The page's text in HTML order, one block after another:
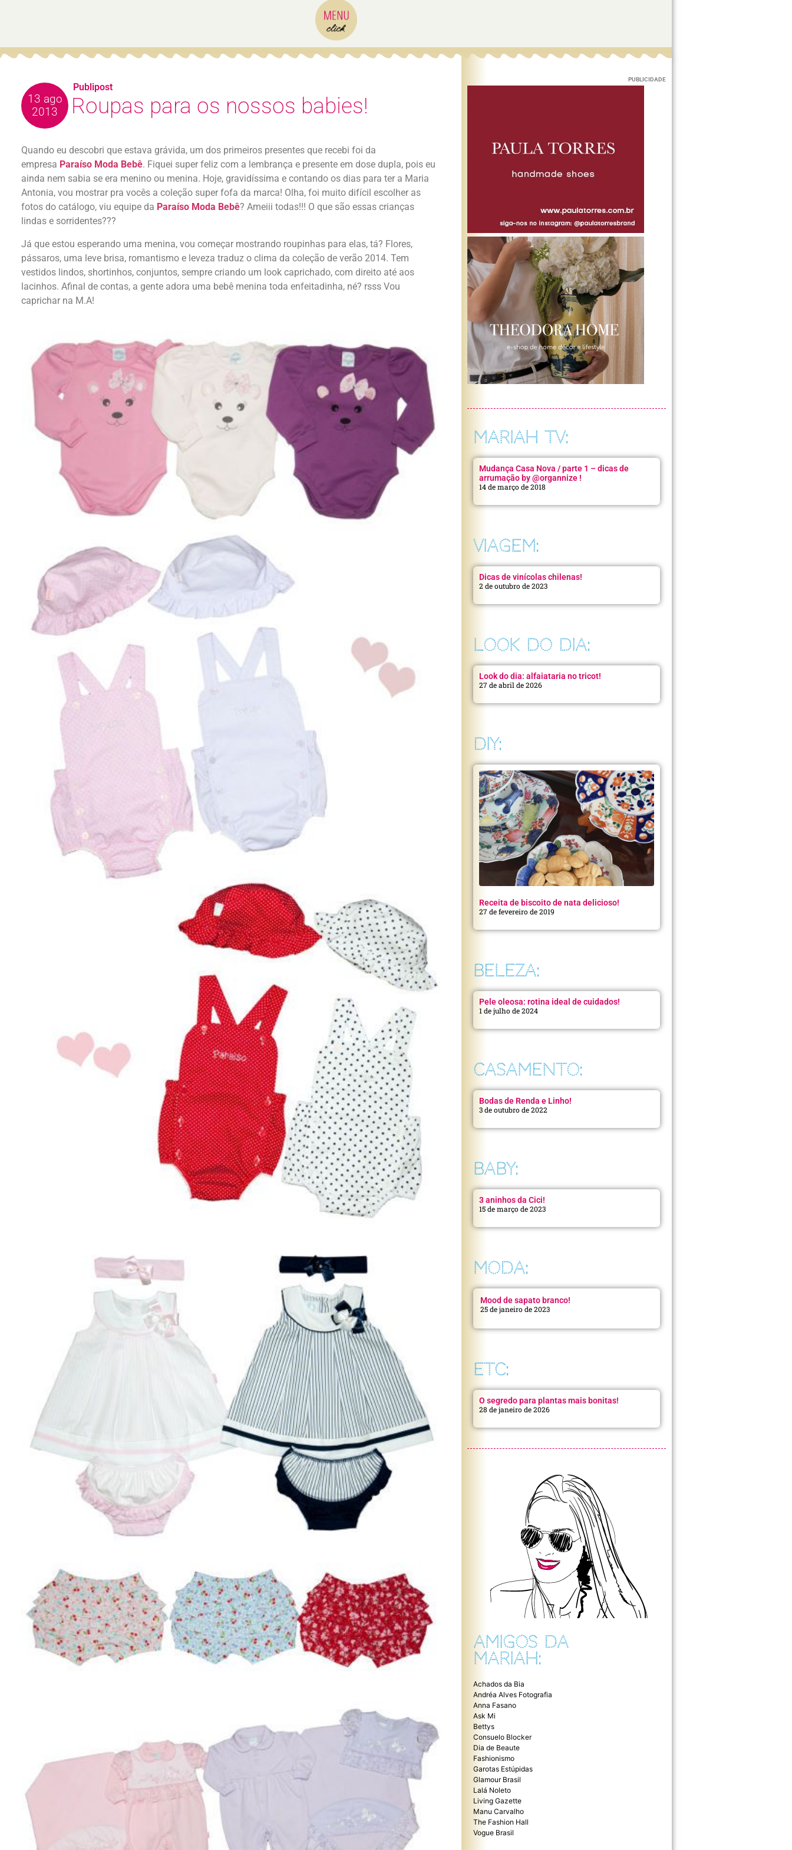
13 ago
2013
Roupas para os nossos babies!
Quando eu descobri que estava grávida, um dos primeiros presentes que recebi foi da
empresa Paraíso Moda Bebê. Fiquei super feliz com a lembrança e presente em dose dupla, pois eu
ainda nem sabia se era menino ou menina. Hoje, gravidíssima e contando os dias para ter a Maria
Antonia, vou mostrar pra vocês a coleção super fofa da marca! Olha, foi muito difícil escolher as
fotos do catálogo, viu equipe da Paraíso Moda Bebê? Ameiii todas!!! O que são essas crianças
lindas e sorridentes???
Já que estou esperando uma menina, vou começar mostrando roupinhas para elas, tá? Flores,
pássaros, uma leve brisa, romantismo e leveza traduz o clima da coleção de verão 2014. Tem
vestidos lindos, shortinhos, conjuntos, sempre criando um look caprichado, com direito até aos
lacinhos. Afinal de contas, a gente adora uma bebê menina toda enfeitadinha, né? rsss Vou
caprichar na M.A!
Publipost
PUBLICIDADE
MARIAH TV:
Mudança Casa Nova / parte 1 – dicas de
arrumação by @organnize !
14 de março de 2018
VIAGEM:
Dicas de vinícolas chilenas!
2 de outubro de 2023
LOOK DO DIA:
Look do dia: alfaiataria no tricot!
27 de abril de 2026
DIY:
Receita de biscoito de nata delicioso!
27 de fevereiro de 2019
BELEZA:
Pele oleosa: rotina ideal de cuidados!
1 de julho de 2024
CASAMENTO:
Bodas de Renda e Linho!
3 de outubro de 2022
BABY:
3 aninhos da Cici!
15 de março de 2023
MODA:
Mood de sapato branco!
25 de janeiro de 2023
ETC:
O segredo para plantas mais bonitas!
28 de janeiro de 2026
AMIGOS DA
MARIAH:
Achados da Bia
Andréa Alves Fotografia
Anna Fasano
Ask Mi
Bettys
Consuelo Blocker
Dia de Beaute
Fashionismo
Garotas Estúpidas
Glamour Brasil
Lalá Noleto
Living Gazette
Manu Carvalho
The Fashion Hall
Vogue Brasil